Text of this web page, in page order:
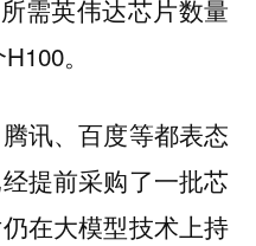
需英伟达芯片数量
。
讯、百度等都表态
提前采购了一批芯
在大模型技术上持